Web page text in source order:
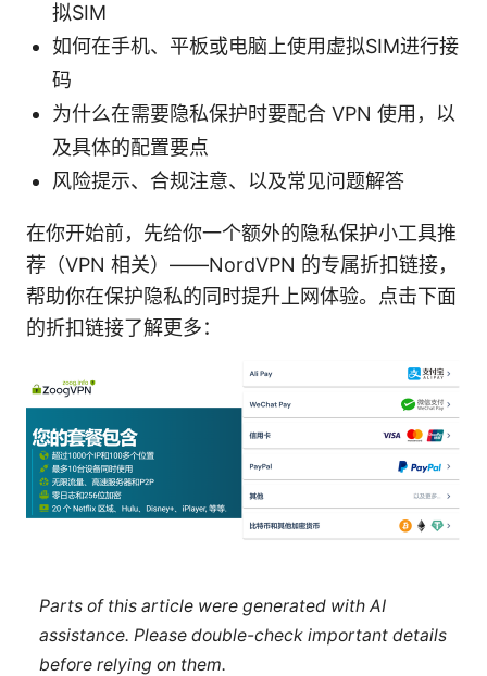
拟SIM
如何在手机、平板或电脑上使用虚拟SIM进行接
码
为什么在需要隐私保护时要配合 VPN 使用，以
及具体的配置要点
风险提示、合规注意、以及常见问题解答
在你开始前，先给你一个额外的隐私保护小工具推
荐（VPN 相关）——NordVPN 的专属折扣链接，
帮助你在保护隐私的同时提升上网体验。点击下面
的折扣链接了解更多：
Parts of this article were generated with AI
assistance. Please double-check important details
before relying on them.